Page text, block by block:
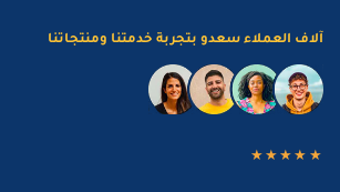
آلاف العملاء سعدو بتجربة خدمتنا ومنتجاتنا
★★★★★